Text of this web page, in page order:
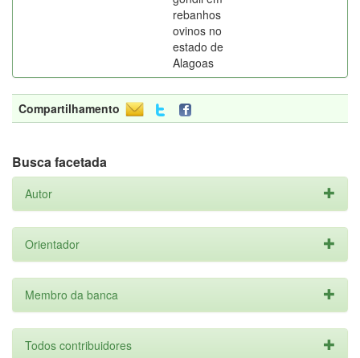
rebanhos
ovinos no
estado de
Alagoas
Compartilhamento
Busca facetada
Autor
Orientador
Membro da banca
Todos contribuidores